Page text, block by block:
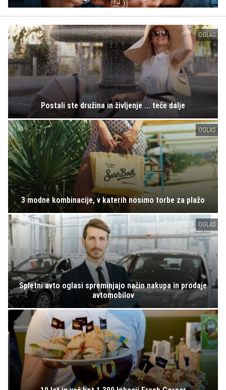
OGLAS
Postali ste družina in življenje ... teče dalje
OGLAS
3 modne kombinacije, v katerih nosimo torbe za plažo
OGLAS
Spletni avto oglasi spreminjajo način nakupa in prodaje
avtomobilov